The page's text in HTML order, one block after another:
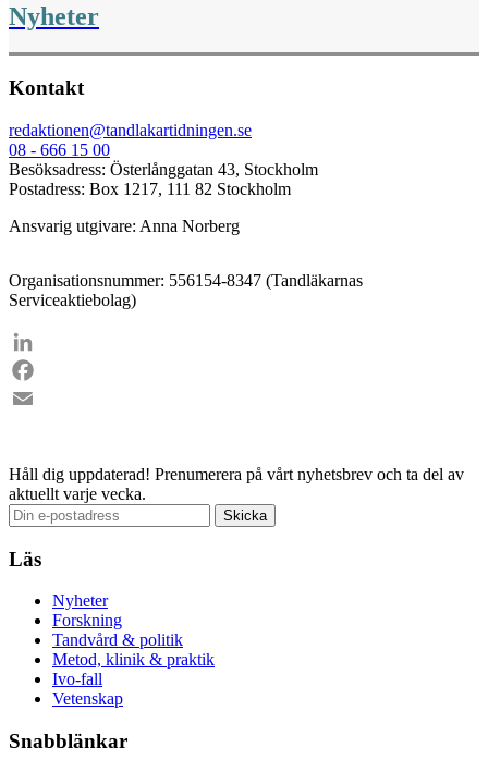
Nyheter
Kontakt
redaktionen@tandlakartidningen.se
08 - 666 15 00
Besöksadress: Österlånggatan 43, Stockholm
Postadress: Box 1217, 111 82 Stockholm
Ansvarig utgivare: Anna Norberg
Organisationsnummer: 556154-8347 (Tandläkarnas
Serviceaktiebolag)
LinkedIn
Facebook
Håll dig uppdaterad! Prenumerera på vårt nyhetsbrev och ta del av
aktuellt varje vecka.
Läs
Nyheter
Forskning
Tandvård & politik
Metod, klinik & praktik
Ivo-fall
Vetenskap
Snabblänkar